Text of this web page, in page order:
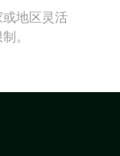
地区灵活
。